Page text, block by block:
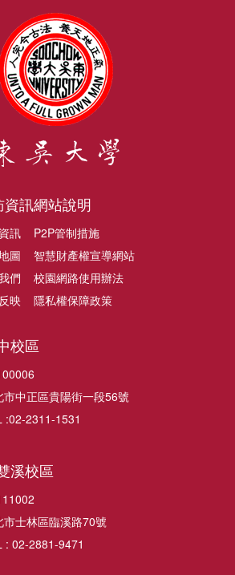
資訊
訊
圖
們
映
網站說明
P2P管制措施
智慧財產權宣導網站
校園網路使用辦法
隱私權保障政策
校區
市中正區貴陽街一段56號
:02-2311-1531
溪校區
市士林區臨溪路70號
: 02-2881-9471